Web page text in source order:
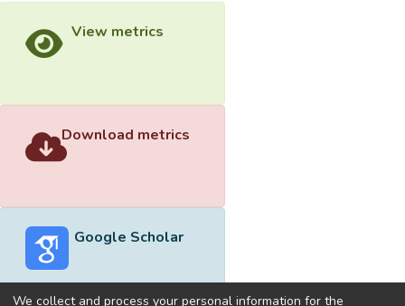
View metrics
Download metrics
Google Scholar
We collect and process your personal information for the